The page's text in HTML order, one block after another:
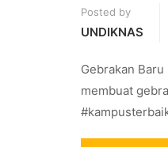
Posted by
UNDIKNAS
Gebrakan
membuat